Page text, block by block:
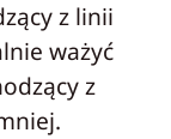
z linii
ważyć
z